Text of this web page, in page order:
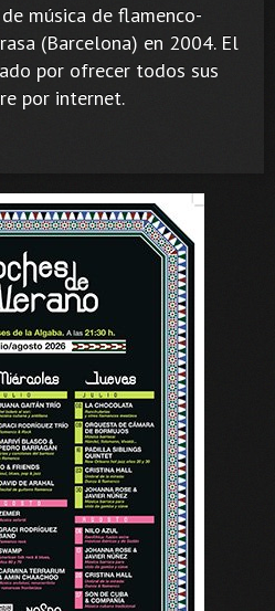
música de flamenco-
(Barcelona) en 2004. El
por ofrecer todos sus
por internet.